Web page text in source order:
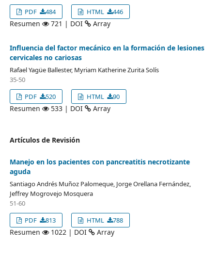
PDF
484 HTML 446
Resumen 721 | DOI Array
Influencia del factor mecánico en la formación de lesiones
cervicales no cariosas
Rafael Yagüe Ballester, Myriam Katherine Zurita Solís
35-50
PDF
520 HTML 90
Resumen 533 | DOI Array
Artículos de Revisión
Manejo en los pacientes con pancreatitis necrotizante
aguda
Santiago Andrés Muñoz Palomeque, Jorge Orellana Fernández,
Jeffrey Mogrovejo Mosquera
51-60
PDF
813 HTML 788
Resumen 1022 | DOI Array